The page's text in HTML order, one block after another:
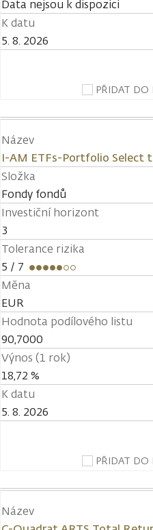
Data nejsou k dispozici
K datu
5. 8. 2026
PŘIDAT DO
Název
I-AM ETFs-Portfolio Select t
Složka
Fondy fondů
Investiční horizont
3
Tolerance rizika
5 / 7
Měna
EUR
Hodnota podílového listu
90,7000
Výnos (1 rok)
18,72 %
K datu
5. 8. 2026
PŘIDAT DO
Název